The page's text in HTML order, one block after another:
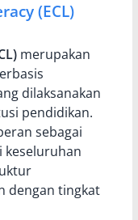
(ECL)
merupakan
dilaksanakan
pendidikan.
sebagai
keseluruhan
dengan tingkat